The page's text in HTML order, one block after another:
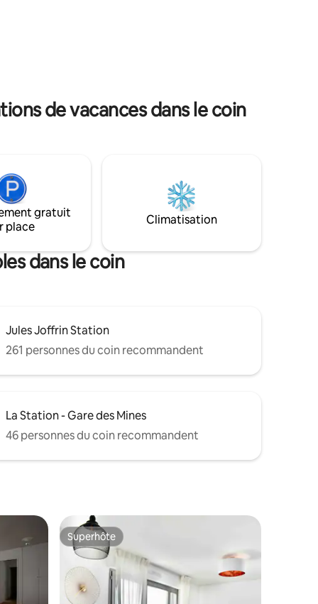
de vacances dans le coin
gratuit
place
Climatisation
dans le coin
Jules Joffrin Station
261 personnes du coin recommandent
La Station - Gare des Mines
46 personnes du coin recommandent
Superhôte
Superhôte